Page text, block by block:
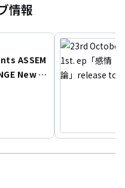
情報
ASSEM
New Si
HEAR
Octob